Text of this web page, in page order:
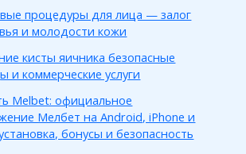
процедуры для лица — залог
и молодости кожи
кисты яичника безопасные
и коммерческие услуги
Melbet: официальное
Мелбет на Android, iPhone и
бонусы и безопасность